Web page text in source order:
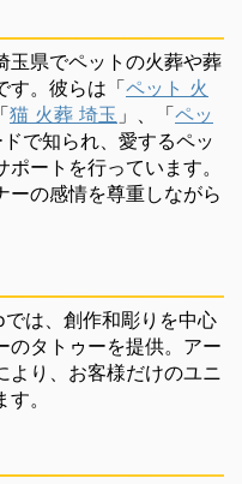
玉県でペットの火葬や葬
す。彼らは「ペット 火
猫 火葬 埼玉 」、「ペッ
で知られ、愛するペッ
ートを行っています。
ーの感情を尊重しながら
は、創作和彫りを中心
のタトゥーを提供。アー
より、お客様だけのユニ
。